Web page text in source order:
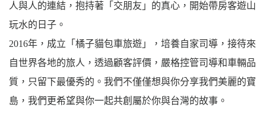
人與人的連結，抱持著「交朋友」的真心，開始帶房客遊山
玩水的日子。
2016年，成立「 橘子貓包車旅遊 」，培養自家司導，接待來
自世界各地的旅人，透過顧客評價，嚴格控管司導和車輛品
質，只留下最優秀的。我們不僅僅想與你分享我們美麗的寶
島，我們更希望與你一起共創屬於你與台灣的故事。